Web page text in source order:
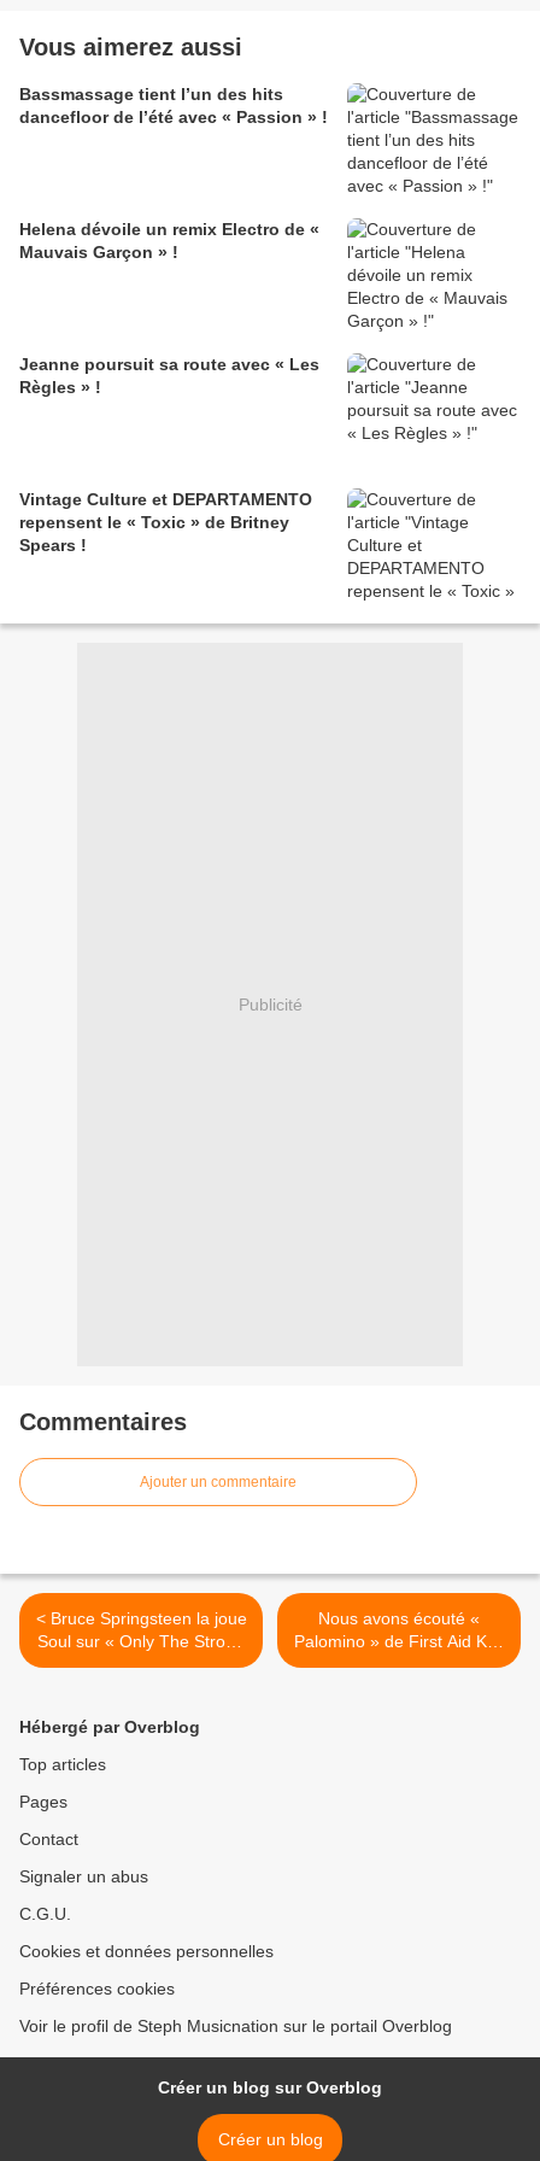
Vous aimerez aussi
Bassmassage tient l’un des hits
dancefloor de l’été avec « Passion » !
Helena dévoile un remix Electro de «
Mauvais Garçon » !
Jeanne poursuit sa route avec « Les
Règles » !
Vintage Culture et DEPARTAMENTO
repensent le « Toxic » de Britney
Spears !
Publicité
Commentaires
Ajouter un commentaire
< Bruce Springsteen la joue
Soul sur « Only The Strong
Survive » !
Nous avons écouté «
Palomino » de First Aid Kit !
>
Hébergé par Overblog
Top articles
Pages
Contact
Signaler un abus
C.G.U.
Cookies et données personnelles
Préférences cookies
Voir le profil de Steph Musicnation sur le portail Overblog
Créer un blog sur Overblog
Créer un blog